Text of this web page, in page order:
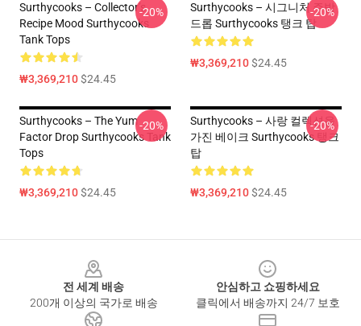
Surthycooks – Collector’s
Recipe Mood Surthycooks
Tank Tops
₩3,369,210$24.45
-20%
Surthycooks – 시그니처 주방
드롭 Surthycooks 탱크 탑
₩3,369,210$24.45
-20%
Surthycooks – The Yum
Factor Drop Surthycooks Tank
Tops
₩3,369,210$24.45
-20%
Surthycooks – 사랑 컬렉션을
가진 베이크 Surthycooks 탱크
탑
₩3,369,210$24.45
-20%
전 세계 배송
200개 이상의 국가로 배송
안심하고 쇼핑하세요
클릭에서 배송까지 24/7 보호